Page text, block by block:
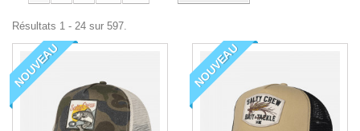
Résultats 1 - 24 sur 597.
NOUVEAU NOUVEAU